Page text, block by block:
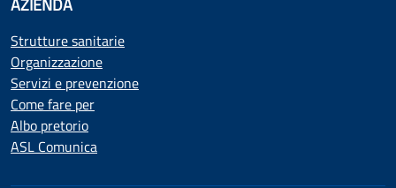
AZIENDA
Strutture sanitarie
Organizzazione
Servizi e prevenzione
Come fare per
Albo pretorio
ASL Comunica